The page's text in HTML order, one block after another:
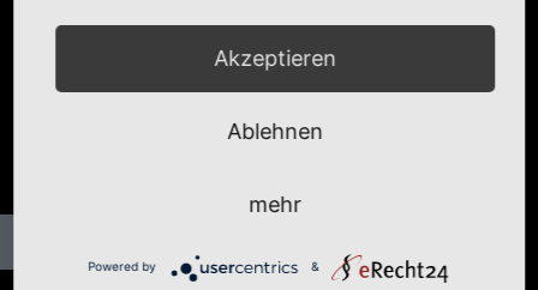
Akzeptieren
Ablehnen
mehr
Powered by &